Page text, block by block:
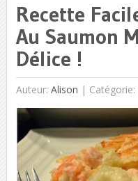
Recette
Au Saumon
Délice !
Auteur: Alison | Catégorie: